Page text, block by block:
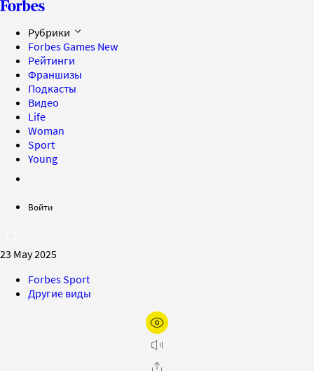
Рубрики
Forbes Games New
Рейтинги
Франшизы
Подкасты
Видео
Life
Woman
Sport
Young
Войти
23 May 2025
Forbes Sport
Другие виды